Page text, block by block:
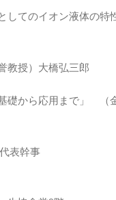
としてのイオン液体
教授）大橋弘三郎
基礎から応用まで」
表幹事